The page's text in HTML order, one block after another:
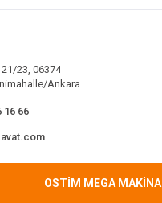
21/23, 06374
Ankara
16 66
OSTİM MEGA MAKİNA